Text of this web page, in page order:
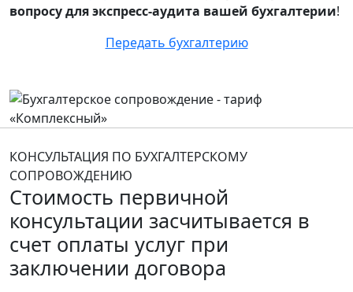
вопросу для экспресс-аудита вашей бухгалтерии!
Передать бухгалтерию
КОНСУЛЬТАЦИЯ ПО БУХГАЛТЕРСКОМУ
СОПРОВОЖДЕНИЮ
Стоимость первичной
консультации засчитывается в
счет оплаты услуг при
заключении договора